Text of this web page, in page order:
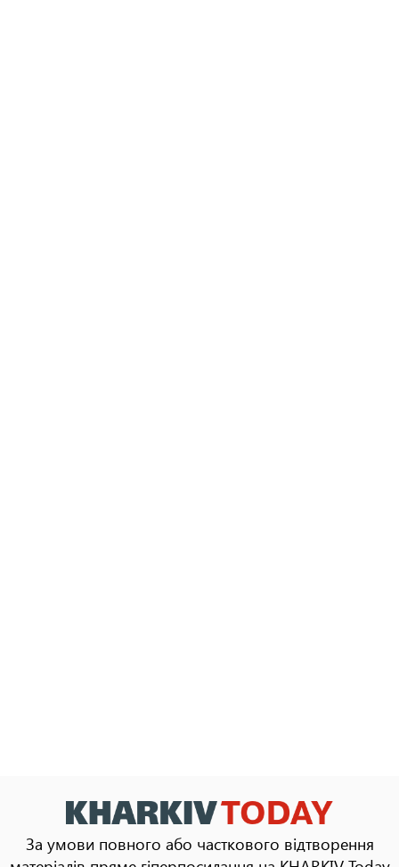
За умови повного або часткового відтворення